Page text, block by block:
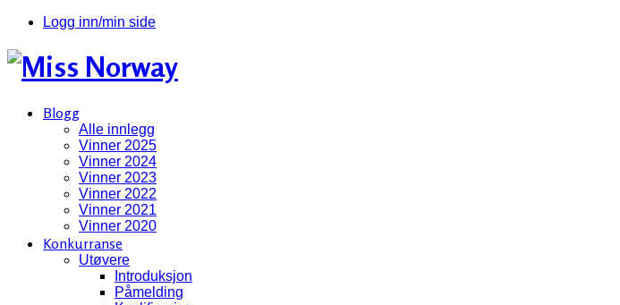
Logg inn/min side
Blogg
Alle innlegg
Vinner 2025
Vinner 2024
Vinner 2023
Vinner 2022
Vinner 2021
Vinner 2020
Konkurranse
Utøvere
Introduksjon
Påmelding